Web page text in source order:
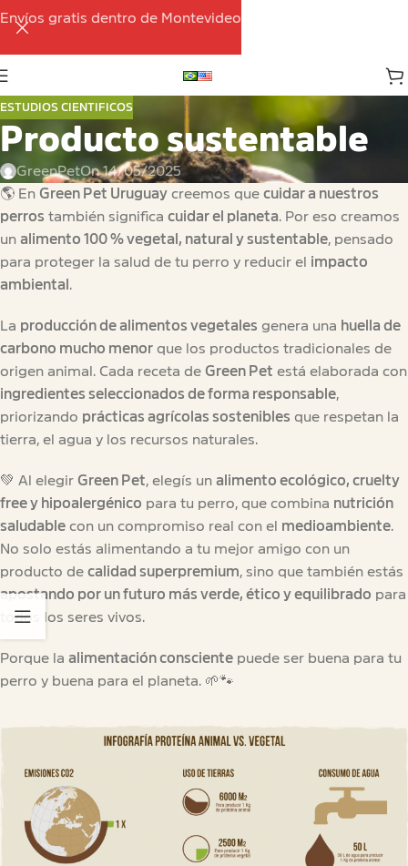
ESTUDIOS CIENTIFICOS
Producto sustentable
GreenPetOn 14/05/2025
🌎 En Green Pet Uruguay creemos que cuidar a nuestros
perros también significa cuidar el planeta. Por eso creamos
un alimento 100 % vegetal, natural y sustentable, pensado
para proteger la salud de tu perro y reducir el impacto
ambiental .
La producción de alimentos vegetales genera una huella de
carbono mucho menor que los productos tradicionales de
origen animal. Cada receta de Green Pet está elaborada con
ingredientes seleccionados de forma responsable,
priorizando prácticas agrícolas sostenibles que respetan la
tierra, el agua y los recursos naturales.
💚 Al elegir Green Pet, elegís un alimento ecológico, cruelty
free y hipoalergénico para tu perro, que combina nutrición
saludable con un compromiso real con el medioambiente.
No solo estás alimentando a tu mejor amigo con un
producto de calidad superpremium, sino que también estás
apostando por un futuro más verde, ético y equilibrado para
todos los seres vivos.
Porque la alimentación consciente puede ser buena para tu
perro y buena para el planeta. 🌱🐾
Envíos gratis dentro de Montevideo